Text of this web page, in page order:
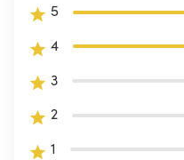
5
4
3
2
1